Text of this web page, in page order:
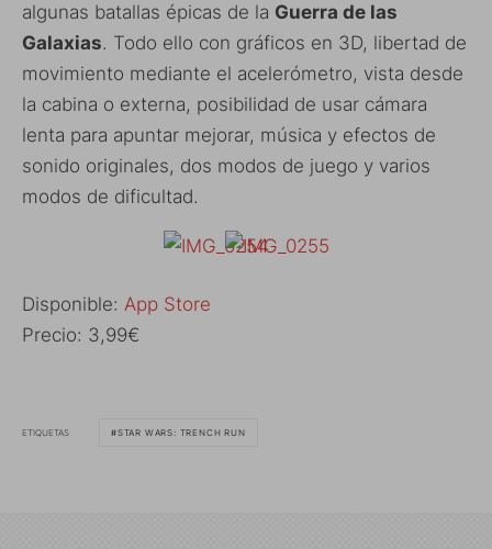
algunas batallas épicas de la Guerra de las
Galaxias. Todo ello con gráficos en 3D, libertad de
movimiento mediante el acelerómetro, vista desde
la cabina o externa, posibilidad de usar cámara
lenta para apuntar mejorar, música y efectos de
sonido originales, dos modos de juego y varios
modos de dificultad.
Disponible: App Store
Precio: 3,99€
ETIQUETAS STAR WARS: TRENCH RUN